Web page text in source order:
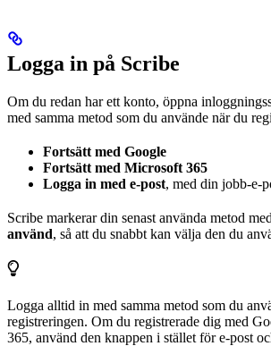
Logga in på Scribe
Om du redan har ett konto, öppna
med samma metod som du använde när du
Fortsätt med Google
Fortsätt med Microsoft 365
Logga in med e-post, med din jobb-e-
Scribe markerar din senast använda metod
använd, så att du snabbt kan välja den du
Logga alltid in med samma metod som du
registreringen. Om du registrerade dig med
365, använd den knappen i stället för e-post